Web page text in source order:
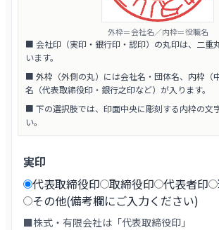
外枠＝会社名／内枠＝役職名
■ 会社印（実印・銀行印・認印）の丸印は、二重
います。
■ 外枠 （外側の丸）には会社名・団体名、 内枠
名（代表取締役印・銀行之印など）が入ります。
■ 下の選択肢では、印面中央に彫刻する内枠の文
い。
実印
代表取締役印 取締役印 代表者印
その他(備考欄にご入力ください)
■株式・有限会社は「代表取締役印」